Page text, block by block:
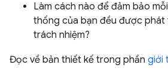
Làm cách nào để đảm bảo
thống của bạn đều được
trách nhiệm?
Đọc về bản thiết kế trong phần giới